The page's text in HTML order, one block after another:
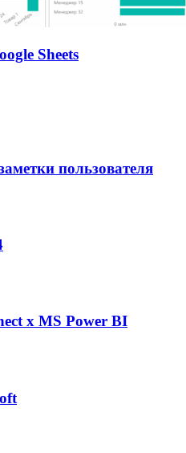
Sheets
пользователя
х MS Power BI